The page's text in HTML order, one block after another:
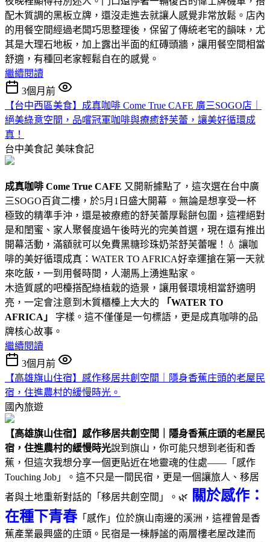
配木質調的黑板立牌，還沒走進去就讓人感覺非常放鬆。店內
的用餐空間經過老闆巧思整理後，保留了傳統老宅的韻味，尤
其是大理石地板，加上露出半面的紅磚頭牆，讓用餐空間相當
舒適，有種回老家輕鬆自在的感覺。
繼續閱讀
3個月前
【台中西區美食】成真咖啡 Come True CAFE 廣三SOGO店｜
絕美綠意空間，品嚐冠軍咖啡與療癒舒芙蕾，讓美好循環成
真！
台中美食記 美味食記
成真咖啡 Come True CAFE 又開新據點了，這次選在台中廣
三SOGO百貨二樓，於5月1日盛大開幕 。無論是想享受一杯
極致的精準手沖，還是被療癒的舒芙蕾厚鬆餅包圍，這裡絕對
是和閨蜜、家人聚餐度過午後時光的完美首選，現在還有推出
開幕活動，滿額就可以免費黑糖珍珠奶茶舒芙蕾喔！💧 讓咖
啡的美好循環成真：WATER TO AFRICA好幸運搶在第一天就
來吃飯，一到用餐時間，人潮馬上湧進點家。
木造質感的吧檯搭配綠植栽的造景，讓用餐環境相當舒適明
亮，一定會注意到木質櫃檯上大大的
「WATER TO
AFRICA」
字樣。這不僅僅是一句標語，更是成真咖啡的品
牌核心故事。
繼續閱讀
3個月前
【高雄旗山住宿】感作移居共創空間｜隱身香蕉庄頭的老屋民
宿，住進農村的緩慢時光。
國內旅遊
【高雄旗山住宿】感作移居共創空間｜隱身香蕉庄頭的老屋民
宿，住進農村的緩慢時光說到旗山，你可能只想到老街和香
蕉，但這次我想分享一個更貼近在地靈魂的住處——「感作
Touching Job」。這不只是一間民宿，更是一個讓旅人、移居
者與土地重新對話的「移居共創空間」。🌿
關於感作：
在種下青春「感作」位於旗山南邊的溪洲，這裡曾是香
蕉產業最興盛的庄頭。民宿是一棟靜謐的兩層樓老屋改建而